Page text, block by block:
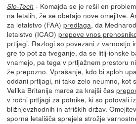
Slo-Tech - Komajda se je rešil en
na letalih, že se obetajo nove omejitve.
za letalstvo (FAA) predlaga, da
letalstvo (ICAO) prepove vnos
prtljagi. Razlogi so povezani z varnostjo
gre to pot za tveganje, da se litij-ionske
vnamejo, pa tega v prtljažnem prostoru
že prepozno. Vprašanje, kdo bi sploh
oddani prtljagi, ni tako zelo neumno, kot
Velika Britanija marca za krajši čas
v ročni prtljagi za potnike, ki so potovali
bližnjevzhodnih in afriških držav.
sporna letališča sprejela strožje